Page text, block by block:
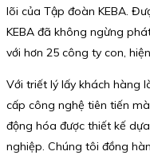
lõi của Tập đoàn KEBA.
KEBA đã không ngừng
với hơn 25 công ty con,
Với triết lý lấy khách hàng
cấp công nghệ tiên tiến
động hóa được thiết kế
nghiệp. Chúng tôi đồng